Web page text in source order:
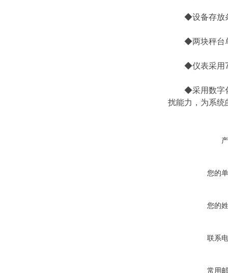
◆设备存放条
◆两块秤台单
◆仪表采用7寸
◆采用数字化
扰能力，为系统
您的
您的
联系
常用